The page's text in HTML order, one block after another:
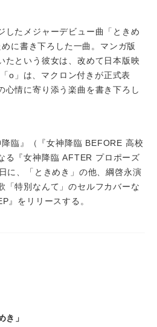
したメジャーデビュー曲「ときめ
に書き下ろした一曲。マンガ版
たという彼女は、改めて日本版映
o」は、マクロン付きが正式表
心情に寄り添う楽曲を書き下ろし
臨』（『女神降臨 BEFORE 高校
る『女神降臨 AFTER プロポーズ
に、「ときめき」の他、綱啓永演
「特別なんて」のセルフカバーな
』をリリースする。
き」